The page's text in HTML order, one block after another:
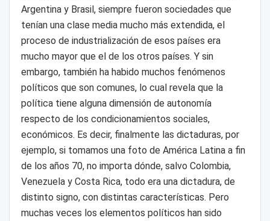
Argentina y Brasil, siempre fueron sociedades que
tenían una clase media mucho más extendida, el
proceso de industrialización de esos países era
mucho mayor que el de los otros países. Y sin
embargo, también ha habido muchos fenómenos
políticos que son comunes, lo cual revela que la
política tiene alguna dimensión de autonomía
respecto de los condicionamientos sociales,
económicos. Es decir, finalmente las dictaduras, por
ejemplo, si tomamos una foto de América Latina a fin
de los años 70, no importa dónde, salvo Colombia,
Venezuela y Costa Rica, todo era una dictadura, de
distinto signo, con distintas características. Pero
muchas veces los elementos políticos han sido